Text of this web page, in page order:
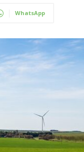
WhatsApp